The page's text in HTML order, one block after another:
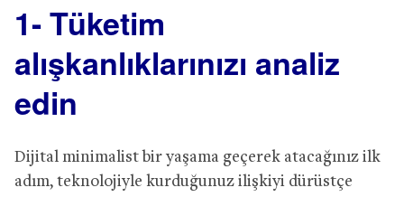
1- Tüketim
alışkanlıklarınızı analiz
edin
Dijital minimalist bir yaşama geçerek atacağınız ilk
adım, teknolojiyle kurduğunuz ilişkiyi dürüstçe